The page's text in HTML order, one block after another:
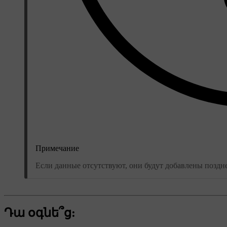
Примечание
Если данные отсутствуют, они будут добавлены
Դա օգնե՞ց: